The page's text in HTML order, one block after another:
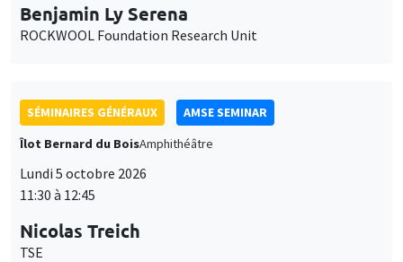
Benjamin Ly Serena
ROCKWOOL Foundation Research Unit
SÉMINAIRES GÉNÉRAUX
AMSE SEMINAR
Îlot Bernard du BoisAmphithéâtre
Lundi 5 octobre 2026
11:30 à 12:45
Nicolas Treich
TSE